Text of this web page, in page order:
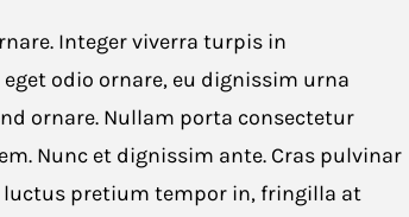
Integer viverra turpis in
odio ornare, eu dignissim urna
ornare. Nullam porta consectetur
Nunc et dignissim ante. Cras pulvinar
pretium tempor in, fringilla at